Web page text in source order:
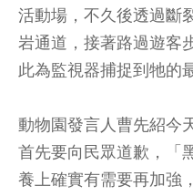
活動場，不久後透過斷
岩通道，接著路過遊客
此為監視器捕捉到牠的
動物園發言人曹先紹今
首先要向民眾道歉，「
養上確實有需要再加強